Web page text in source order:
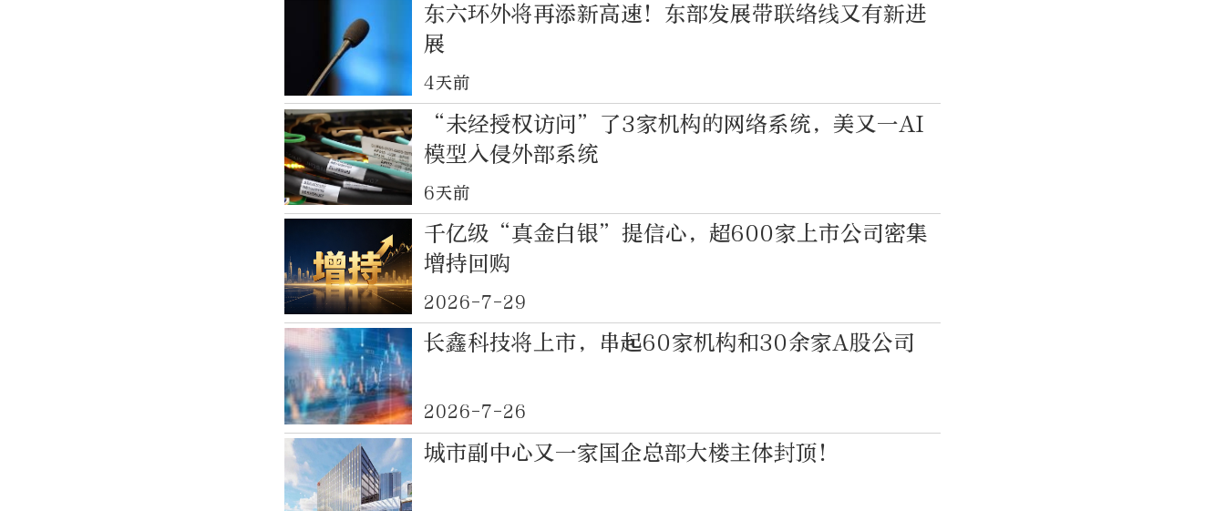
东六环外将再添新高速！东部发展带联络线又有新进
展
4天前
“未经授权访问”了3家机构的网络系统，美又一AI
模型入侵外部系统
6天前
千亿级“真金白银”提信心，超600家上市公司密集
增持回购
2026-7-29
长鑫科技将上市，串起60家机构和30余家A股公司
2026-7-26
城市副中心又一家国企总部大楼主体封顶！